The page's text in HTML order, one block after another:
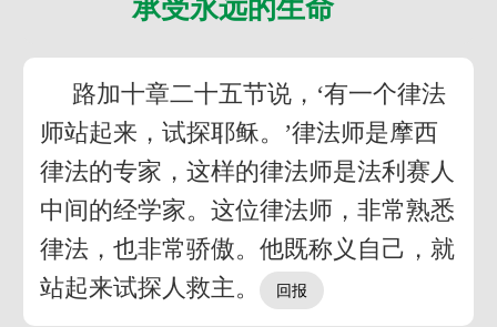
承受永远的生命
路加十章二十五节说，‘有一个律法
师站起来，试探耶稣。’律法师是摩西
律法的专家，这样的律法师是法利赛人
中间的经学家。这位律法师，非常熟悉
律法，也非常骄傲。他既称义自己，就
站起来试探人救主。